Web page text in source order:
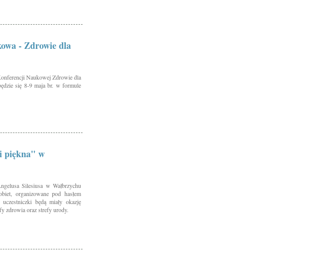
- Zdrowie dla
Naukowej Zdrowie dla
się 8-9 maja br. w formule
piękna" w
Silesiusa w Wałbrzychu
organizowane pod hasłem
będą miały okazję
zdrowia oraz strefy urody.